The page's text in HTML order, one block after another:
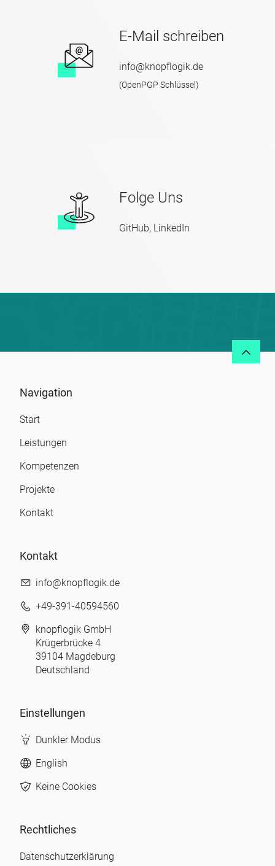
E-Mail schreiben
info@knopflogik.de
(OpenPGP Schlüssel)
Folge Uns
GitHub, LinkedIn
Navigation
Start
Leistungen
Kompetenzen
Projekte
Kontakt
Kontakt
info@knopflogik.de
+49-391-40594560
knopflogik GmbH
Krügerbrücke 4
39104 Magdeburg
Deutschland
Einstellungen
Dunkler Modus
English
Keine Cookies
Rechtliches
Datenschutzerklärung